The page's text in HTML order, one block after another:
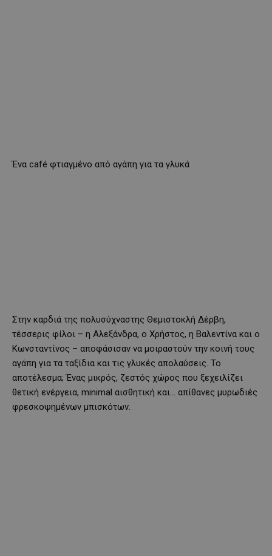
Ένα café φτιαγμένο από αγάπη για τα γλυκά
Στην καρδιά της πολυσύχναστης Θεμιστοκλή Δέρβη,
τέσσερις φίλοι – η Αλεξάνδρα, ο Χρήστος, η Βαλεντίνα και ο
Κωνσταντίνος – αποφάσισαν να μοιραστούν την κοινή τους
αγάπη για τα ταξίδια και τις γλυκές απολαύσεις. Το
αποτέλεσμα; Ένας μικρός, ζεστός χώρος που ξεχειλίζει
θετική ενέργεια, minimal αισθητική και… απίθανες μυρωδιές
φρεσκοψημένων μπισκότων.